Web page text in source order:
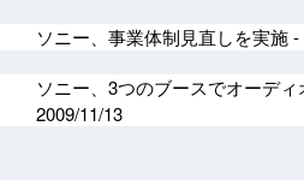
ソニー、事業体制見直しを実施
ソニー、3つのブースでオーデ
2009/11/13